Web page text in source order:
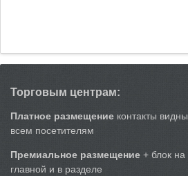
Торговым центрам:
Платное размещение контакты видны
всем посетителям
Премиальное размещение + блок на
главной и в разделе